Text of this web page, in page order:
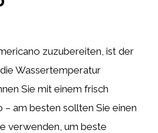
zuzubereiten, ist der
Wassertemperatur
Sie mit einem frisch
– am besten sollten Sie einen
verwenden, um beste